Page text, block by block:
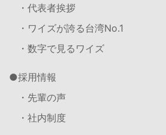
・代表者挨拶
・ワイズが誇る台湾No.1
・数字で見るワイズ
採用情報
・先輩の声
・社内制度